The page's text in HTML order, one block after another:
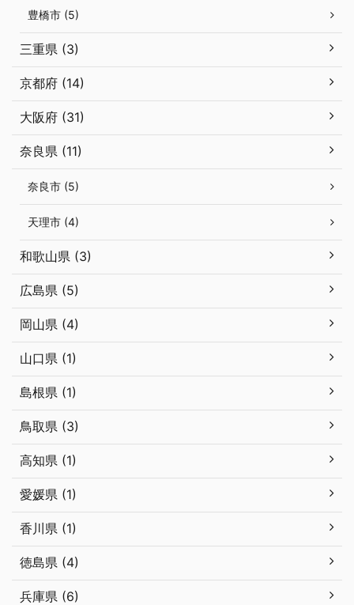
豊橋市 (5)
三重県 (3)
京都府 (14)
大阪府 (31)
奈良県 (11)
奈良市 (5)
天理市 (4)
和歌山県 (3)
広島県 (5)
岡山県 (4)
山口県 (1)
島根県 (1)
鳥取県 (3)
高知県 (1)
愛媛県 (1)
香川県 (1)
徳島県 (4)
兵庫県 (6)